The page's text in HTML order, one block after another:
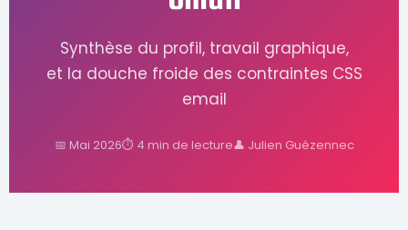
Synthèse du profil, travail graphique,
et la douche froide des contraintes CSS
email
📅 Mai 2026⏱ 4 min de lecture👤 Julien Guézennec